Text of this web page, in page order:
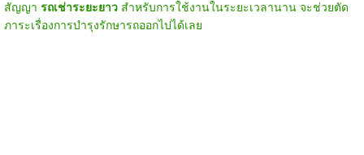
สัญญา รถเช่าระยะยาวสำหรับการใช้งานในระยะเวลานาน จะช่วยตัด
ภาระเรื่องการบำรุงรักษารถออกไปได้เลย